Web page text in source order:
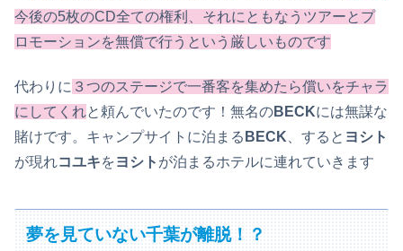
今後の5枚のCD全ての権利、それにともなうツアーとプ
ロモーションを無償で行うという厳しいものです
代わりに ３つのステージで一番客を集めたら償いをチャラ
にしてくれと頼んでいたのです！無名のBECKには無謀な
賭けです。キャンプサイトに泊まる BECK 、すると ヨシト
が現れコユキをヨシト が泊まるホテルに連れていきます
夢を見ていない千葉が離脱！？